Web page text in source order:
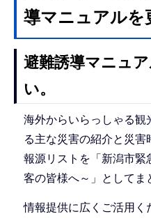
導マニュアルを
避難誘導マニュ
い。
海外からいらっしゃる観
る主な災害の紹介と災
報源リストを「新潟市緊
客の皆様へ～」としてま
情報提供に広くご活用く